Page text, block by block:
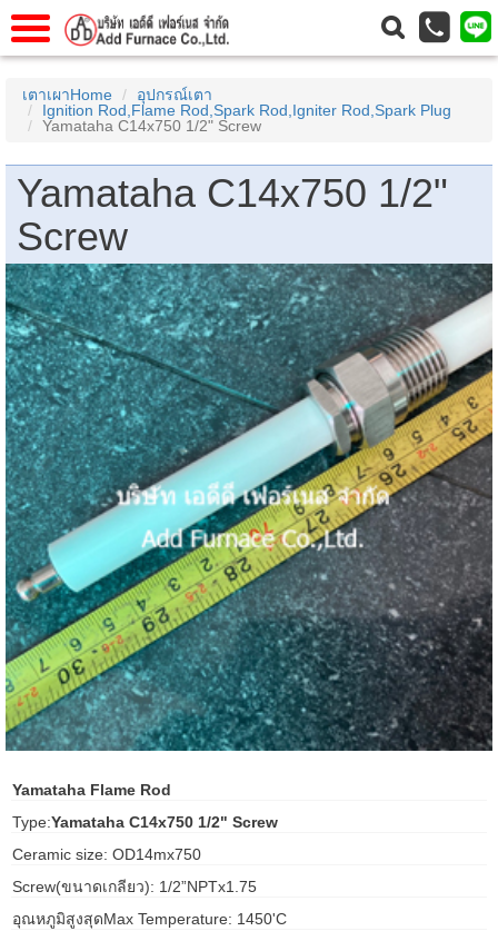
บเราAbout Us
เราContact Us
anello
schroder
Fiorentini
เตาเผาHome
อุปกรณ์เตา
Ignition Rod,Flame Rod,Spark Rod,Igniter Rod,Spark Plug
Yamataha C14x750 1/2" Screw
Yamataha C14x750 1/2"
Screw
Yamataha Flame Rod
Type:Yamataha C14x750 1/2" Screw
Ceramic size: OD14mx750
Screw(ขนาดเกลียว): 1/2”NPTx1.75
อุณหภูมิสูงสุดMax Temperature: 1450'C